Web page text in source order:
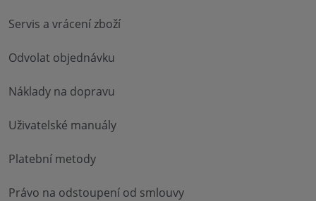
Servis a vrácení zboží
Odvolat objednávku
Náklady na dopravu
Uživatelské manuály
Platební metody
Právo na odstoupení od smlouvy